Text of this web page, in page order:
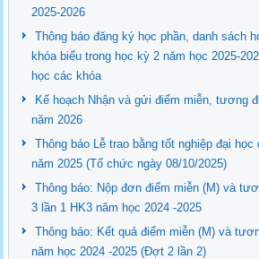
2025-2026
Thông báo đăng ký học phần, danh sách
khóa biểu trong học kỳ 2 năm học 2025-
học các khóa
Kế hoạch Nhận và gửi điểm miễn, tương
năm 2026
Thông báo Lễ trao bằng tốt nghiệp đại
năm 2025 (Tổ chức ngày 08/10/2025)
Thông báo: Nộp đơn điểm miễn (M) và
3 lần 1 HK3 năm học 2024 -2025
Thông báo: Kết quả điểm miễn (M) và
năm học 2024 -2025 (Đợt 2 lần 2)